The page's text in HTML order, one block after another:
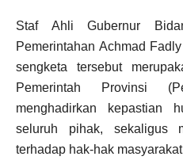
Staf Ahli Gubernur
Pemerintahan Achmad
sengketa tersebut
Pemerintah Provinsi
menghadirkan kepastian
seluruh pihak, sekaligus
terhadap hak-hak